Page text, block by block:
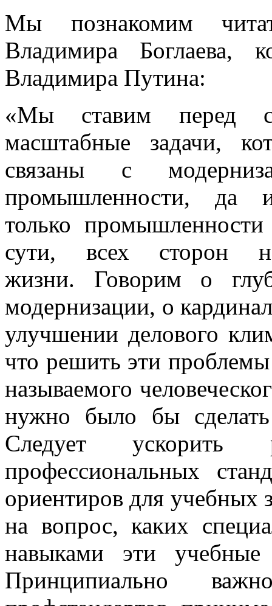
Мы познакомим
Владимира Боглаева,
Владимира Путина:
«Мы ставим перед
масштабные задачи,
связаны с
промышленности, да
только
сути, всех сторон
жизни. Говорим о
модернизации, о
улучшении делового
что решить эти
называемого
нужно было бы сделать
Следует ускорить
профессиональных
ориентиров для учебных
на вопрос, каких
навыками эти учебные
Принципиально